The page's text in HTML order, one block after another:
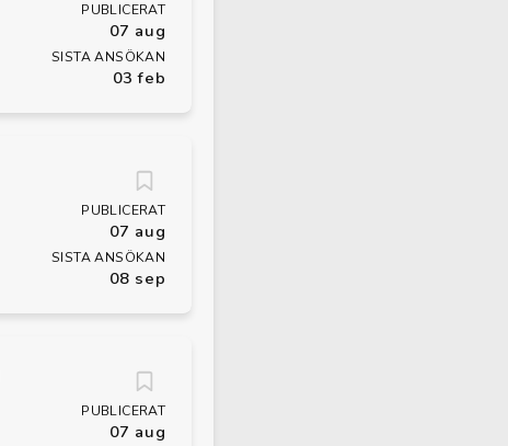
PUBLICERAT
07 aug
SISTA ANSÖKAN
03 feb
PUBLICERAT
07 aug
SISTA ANSÖKAN
08 sep
PUBLICERAT
07 aug